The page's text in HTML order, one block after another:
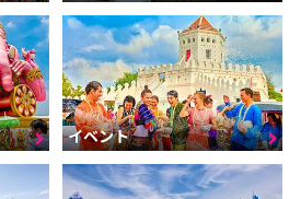
イベント